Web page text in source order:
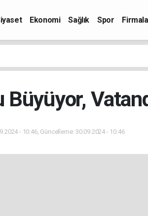
Ekonomi Sağlık Spor
Büyüyor,
- 10:46, Güncelleme: 30.09.2024 - 10:46